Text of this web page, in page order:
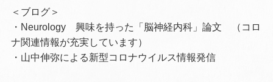
＜ブログ＞
・Neurology 興味を持った「脳神経内科」論文 （コロ
ナ関連情報が充実しています）
・山中伸弥による新型コロナウイルス情報発信